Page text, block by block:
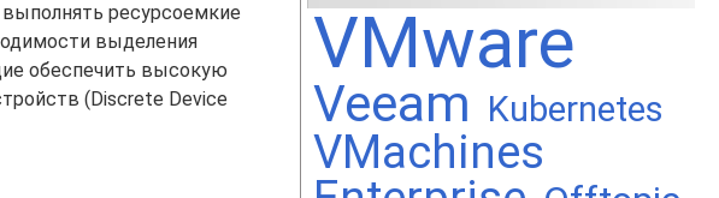
ресурсоемкие
выделения
обеспечить высокую
(Discrete Device
VMware
Veeam Kubernetes
VMachines